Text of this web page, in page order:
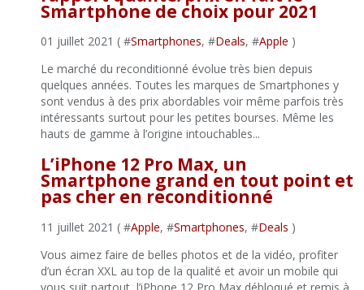
Smartphone de choix pour 2021
01 juillet 2021 ( #Smartphones, #Deals, #Apple )
Le marché du reconditionné évolue très bien depuis
quelques années. Toutes les marques de Smartphones y
sont vendus à des prix abordables voir même parfois très
intéressants surtout pour les petites bourses. Même les
hauts de gamme à l’origine intouchables...
L’iPhone 12 Pro Max, un
Smartphone grand en tout point et
pas cher en reconditionné
11 juillet 2021 ( #Apple, #Smartphones, #Deals )
Vous aimez faire de belles photos et de la vidéo, profiter
d’un écran XXL au top de la qualité et avoir un mobile qui